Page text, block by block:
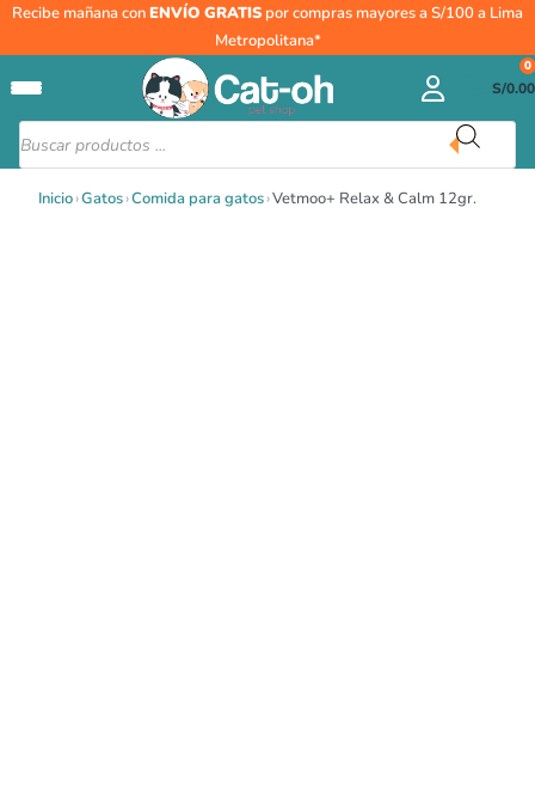
Recibe mañana conENVÍO GRATIS por compras mayores a S/100 a Lima
Metropolitana*
Búsqueda
de
productos
S/0.00
0
Inicio›Gatos›Comida para gatos›Vetmoo+ Relax & Calm 12gr.
Vetmoo+
Calm
12gr.
cantidad